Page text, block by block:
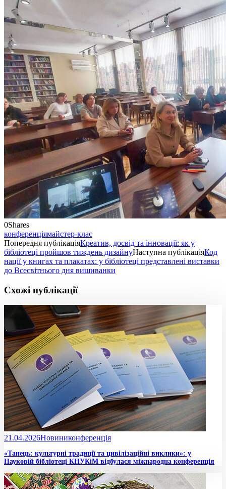
0Shares
конференціямайстер-клас
Попередня публікаціяКреатив, досвід та інновації: як у
бібліотеці пройшов тиждень дизайнуНаступна публікаціяКод
нації у книгах та плакатах: у бібліотеці представлені виставки
до Всесвітнього дня вишиванки
Схожі публікації
21.04.2026Новиниконференція
«Танець: культурні традиції та цивілізаційні виклики»: у
Науковій бібліотеці КНУКіМ відбулася міжнародна конференція